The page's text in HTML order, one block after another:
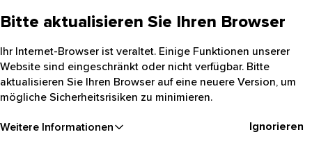
Bitte aktualisieren Sie Ihren Browser
Ihr Internet-Browser ist veraltet. Einige Funktionen unserer
Website sind eingeschränkt oder nicht verfügbar. Bitte
aktualisieren Sie Ihren Browser auf eine neuere Version, um
mögliche Sicherheitsrisiken zu minimieren.
Weitere Informationen Ignorieren